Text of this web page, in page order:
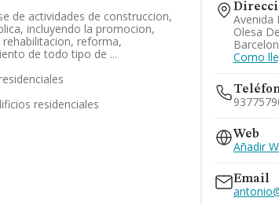
de actividades de construccion,
incluyendo la promocion,
reforma,
de todo tipo de ...
residenciales
Avenida
Olesa
Como
Web
Añadir
Email